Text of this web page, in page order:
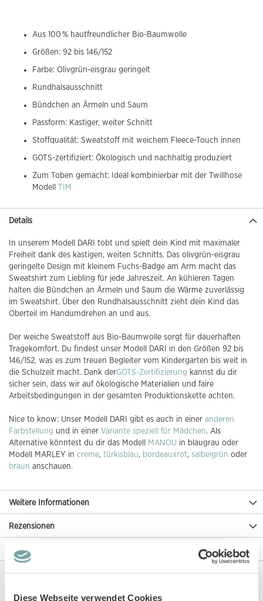
Diese Webseite verwendet Cookies
Aus 100 % hautfreundlicher Bio-Baumwolle
Größen: 92 bis 146/152
Farbe: Olivgrün-eisgrau geringelt
Rundhalsausschnitt
Bündchen an Ärmeln und Saum
Passform: Kastiger, weiter Schnitt
Stoffqualität: Sweatstoff mit weichem Fleece-Touch innen
GOTS-zertifiziert: Ökologisch und nachhaltig produziert
Zum Toben gemacht: Ideal kombinierbar mit der Twillhose
Modell TIM
Details
In unserem Modell DARI tobt und spielt dein Kind mit maximaler
Freiheit dank des kastigen, weiten Schnitts. Das olivgrün-eisgrau
geringelte Design mit kleinem Fuchs-Badge am Arm macht das
Sweatshirt zum Liebling für jede Jahreszeit. An kühleren Tagen
halten die Bündchen an Ärmeln und Saum die Wärme zuverlässig
im Sweatshirt. Über den Rundhalsausschnitt zieht dein Kind das
Oberteil im Handumdrehen an und aus.
Der weiche Sweatstoff aus Bio-Baumwolle sorgt für dauerhaften
Tragekomfort. Du findest unser Modell DARI in den Größen 92 bis
146/152, was es zum treuen Begleiter vom Kindergarten bis weit in
die Schulzeit macht. Dank derGOTS-Zertifizierung kannst du dir
sicher sein, dass wir auf ökologische Materialien und faire
Arbeitsbedingungen in der gesamten Produktionskette achten.
Nice to know: Unser Modell DARI gibt es auch in einer anderen
Farbstellung und in einer Variante speziell für Mädchen. Als
Alternative könntest du dir das Modell
MANOU in blaugrau oder
Modell MARLEY in creme, türkisblau, bordeauxrot, salbeigrün oder
braun anschauen.
Weitere Informationen
Rezensionen
Angaben zur Produktsicherheit
Diese Artikel könnten dir auch gefallen!